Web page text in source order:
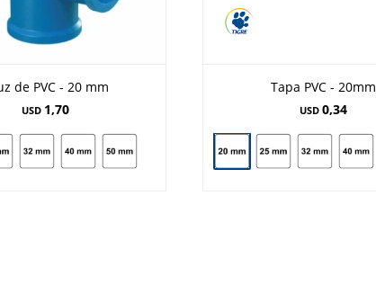
de PVC - 20 mm
USD 1,70
Tapa PVC - 20mm
USD 0,34